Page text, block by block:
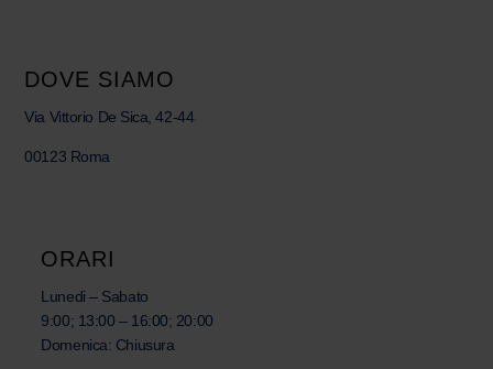
DOVE SIAMO
Via Vittorio De Sica, 42-44
00123 Roma
ORARI
Lunedi – Sabato
9:00; 13:00 – 16:00; 20:00
Domenica: Chiusura